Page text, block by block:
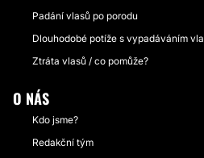
Padání vlasů po porodu
Dlouhodobé potíže s vypadáváním
Ztráta vlasů / co pomůže?
O NÁS
Kdo jsme?
Redakční tým